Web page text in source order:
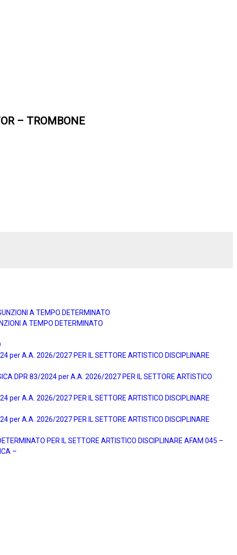
– TROMBONE
A TEMPO DETERMINATO
A TEMPO DETERMINATO
per A.A. 2026/2027 PER IL SETTORE ARTISTICO DISCIPLINARE
DPR 83/2024 per A.A. 2026/2027 PER IL SETTORE ARTISTICO
per A.A. 2026/2027 PER IL SETTORE ARTISTICO DISCIPLINARE
per A.A. 2026/2027 PER IL SETTORE ARTISTICO DISCIPLINARE
PER IL SETTORE ARTISTICO DISCIPLINARE AFAM 045 –
–